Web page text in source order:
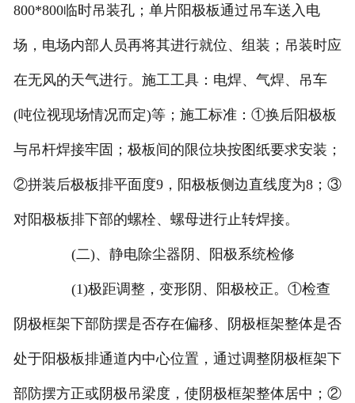
800*800临时吊装孔；单片阳极板通过吊车送入电
场，电场内部人员再将其进行就位、组装；吊装时应
在无风的天气进行。施工工具：电焊、气焊、吊车
(吨位视现场情况而定)等；施工标准：①换后阳极板
与吊杆焊接牢固；极板间的限位块按图纸要求安装；
②拼装后极板排平面度9，阳极板侧边直线度为8；③
对阳极板排下部的螺栓、螺母进行止转焊接。
(二)、静电除尘器阴、阳极系统检修
(1)极距调整，变形阴、阳极校正。①检查
阴极框架下部防摆是否存在偏移、阴极框架整体是否
处于阳极板排通道内中心位置，通过调整阴极框架下
部防摆方正或阴极吊梁度，使阴极框架整体居中；②